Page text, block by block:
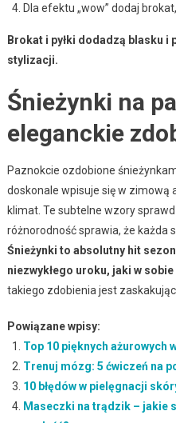
Dla efektu „wow” dodaj
Brokat i pyłki dodadzą blasku
stylizacji.
Śnieżynki na
eleganckie
Paznokcie ozdobione
doskonale wpisuje się w
klimat. Te subtelne wzory
różnorodność sprawia, że każda
Śnieżynki to absolutny hit
niezwykłego uroku, jaki w
takiego zdobienia jest
Powiązane wpisy:
Top 10 pięknych ażurowych
Trenuj mózg: 5 ćwiczeń na
10 błędów w pielęgnacji
Maseczki na trądzik – jakie